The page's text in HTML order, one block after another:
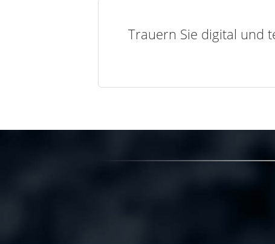
Trauern Sie digital und